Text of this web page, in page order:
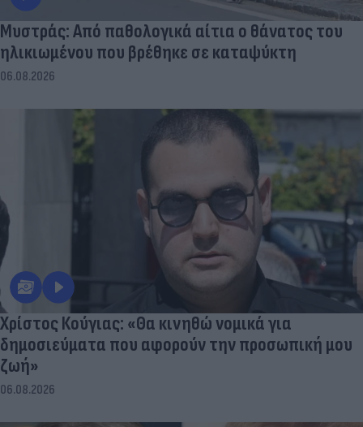
Μυστράς: Από παθολογικά αίτια ο θάνατος του
ηλικιωμένου που βρέθηκε σε καταψύκτη
06.08.2026
Χρίστος Κούγιας: «Θα κινηθώ νομικά για
δημοσιεύματα που αφορούν την προσωπική μου
ζωή»
06.08.2026